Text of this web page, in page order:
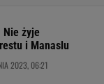
Nie żyje
i Manaslu
2023, 06:21